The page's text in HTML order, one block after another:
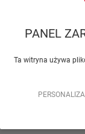
PANEL
Ta witryna używa